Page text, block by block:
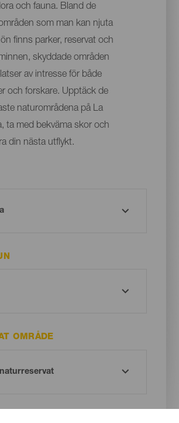
och fauna. Bland de
som man kan njuta
finns parker, reservat och
skyddade områden
av intresse för både
och forskare. Upptäck de
naturområdena på La
ta med bekväma skor och
din nästa utflykt.
OMRÅDE